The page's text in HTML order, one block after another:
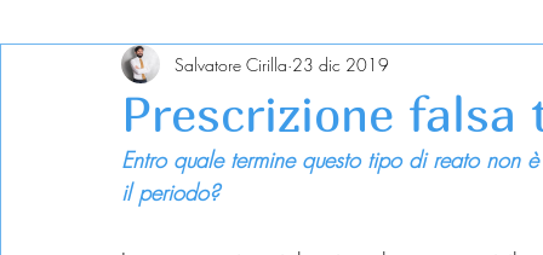
Prescrizione falsa
Salvatore Cirilla 23 dic 2019
Entro quale termine questo tipo di reato
il periodo?